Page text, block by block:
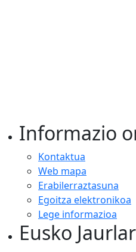
Informazio
Kontaktua
Web mapa
Erabilerraztasuna
Egoitza elektronikoa
Lege informazioa
Eusko